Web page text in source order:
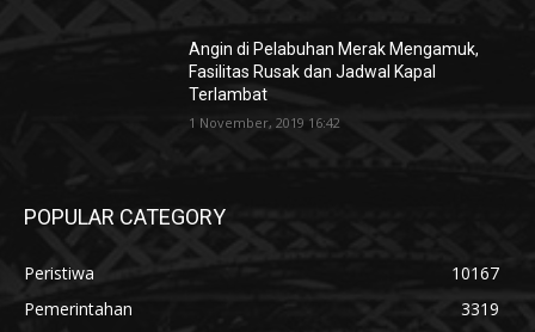
Angin di Pelabuhan Merak Mengamuk,
Fasilitas Rusak dan Jadwal Kapal
Terlambat
1 November, 2019 16:42
POPULAR CATEGORY
Peristiwa
10167
Pemerintahan
3319